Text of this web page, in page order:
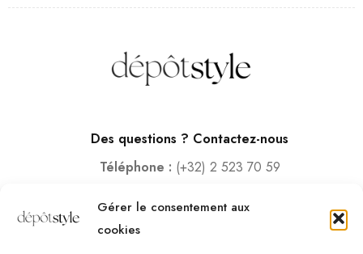
Gérer le consentement aux
cookies
Des questions ? Contactez-nous
Téléphone : (+32) 2 523 70 59
Adresse : Rue des Deux Gares 6, 1070 Bruxelles